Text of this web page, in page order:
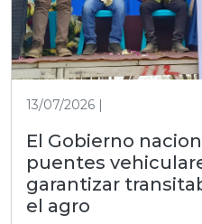
13/07/2026 |
El Gobierno
puentes
garantizar
el agro